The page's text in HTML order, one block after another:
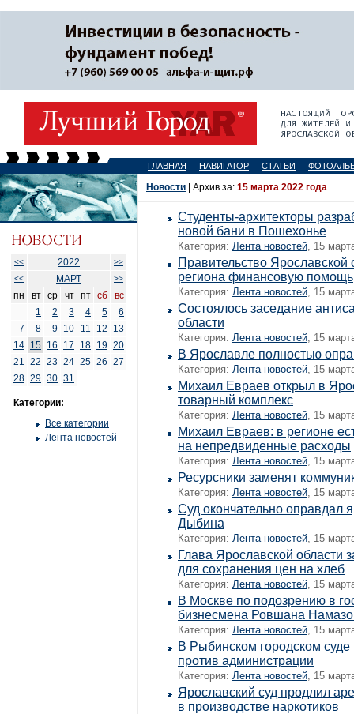
ГЛАВНАЯ НАВИГАТОР СТАТЬИ
<< 2022
>>
<<
МАРТ >>
пн вт ср чт пт сб
вс
1
2 3 4 5
6
7
8 9 10 11 12
13
14 15 16 17 18 19 20
21 22 23 24 25 26 27
28 29 30 31
Категории:
Все категории
Лента новостей
Новости | Архив за: 15 марта 2022 года
Студенты-архитекторы
новой бани в Пошехонье
Категория: Лента новостей, 15
Правительство Ярославской
региона финансовую помощь
Категория: Лента новостей, 15
Состоялось заседание
области
Категория: Лента новостей, 15
В Ярославле полностью
Категория: Лента новостей, 15
Михаил Евраев открыл в
товарный комплекс
Категория: Лента новостей, 15
Михаил Евраев: в регионе
на непредвиденные расходы
Категория: Лента новостей, 15
Ресурсники заменят
Категория: Лента новостей, 15
Суд окончательно оправдал
Дыбина
Категория: Лента новостей, 15
Глава Ярославской области
для сохранения цен на хлеб
Категория: Лента новостей, 15
В Москве по подозрению в
бизнесмена Ровшана
Категория: Лента новостей, 15
В Рыбинском городском
против администрации
Категория: Лента новостей, 15
Ярославский суд продлил
в производстве наркотиков